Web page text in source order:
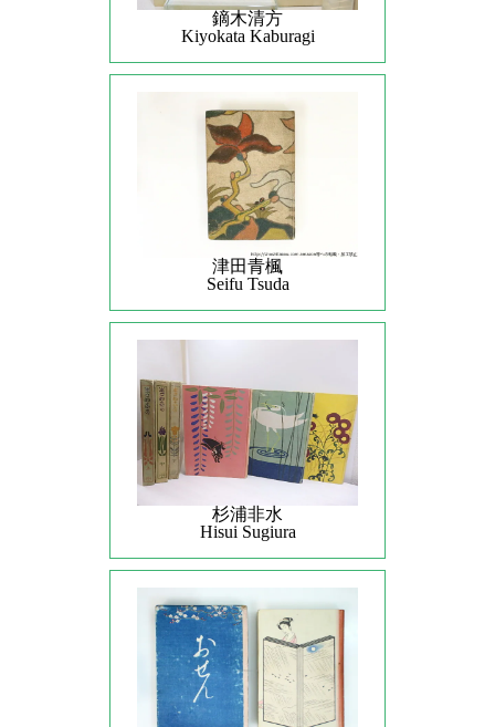
鏑木清方
Kiyokata Kaburagi
津田青楓
Seifu Tsuda
杉浦非水
Hisui Sugiura